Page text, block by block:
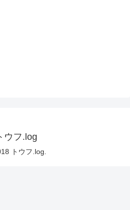
ウフ.log
トウフ.log.